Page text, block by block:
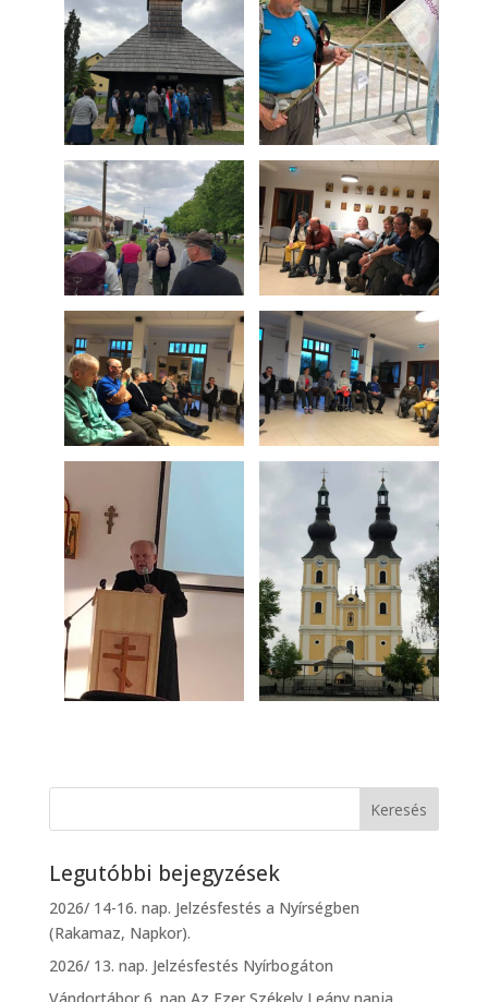
Legutóbbi bejegyzések
2026/ 14-16. nap. Jelzésfestés a Nyírségben
(Rakamaz, Napkor).
2026/ 13. nap. Jelzésfestés Nyírbogáton